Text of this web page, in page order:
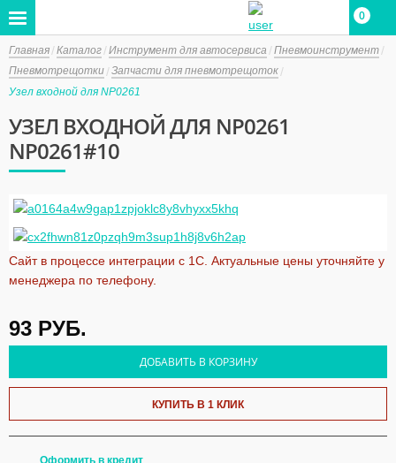
0
Главная Каталог Инструмент для автосервиса
Пневмоинструмент
Пневмотрещотки Запчасти для пневмотрещоток
Узел входной для NP0261
УЗЕЛ ВХОДНОЙ ДЛЯ NP0261
NP0261#10
Сайт в процессе интеграции с 1С. Актуальные цены уточняйте у
менеджера по телефону.
93 РУБ.
ДОБАВИТЬ В КОРЗИНУ
КУПИТЬ В 1 КЛИК
Оформить в кредит